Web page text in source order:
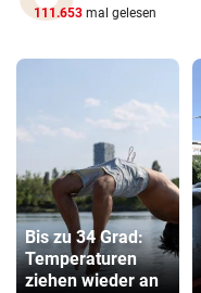
111.653 mal gelesen
Bis zu 34 Grad:
Temperaturen
ziehen wieder an